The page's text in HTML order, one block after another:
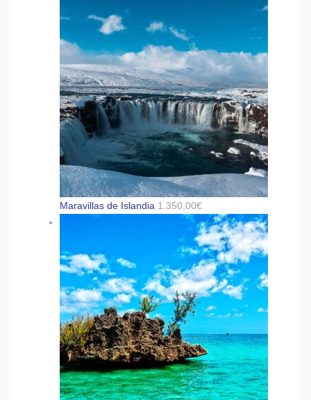
Maravillas de Islandia 1.350,00€